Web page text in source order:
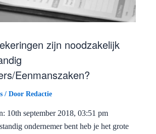
zijn noodzakelijk
Eenmanszaken?
/ Door Redactie
10th september 2018, 03:51 pm
ondernemer bent heb je het grote